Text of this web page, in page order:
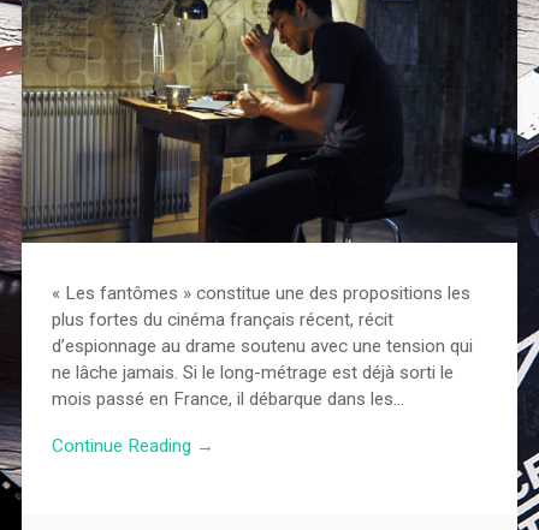
« Les fantômes » constitue une des propositions les
plus fortes du cinéma français récent, récit
d’espionnage au drame soutenu avec une tension qui
ne lâche jamais. Si le long-métrage est déjà sorti le
mois passé en France, il débarque dans les…
Continue Reading →